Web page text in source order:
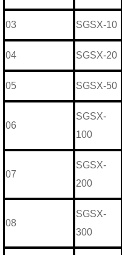
03 SGSX-10
04 SGSX-20
05 SGSX-50
06
SGSX-
100
07
SGSX-
200
08
SGSX-
300